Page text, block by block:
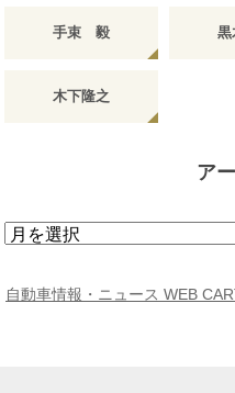
手束 毅 黒
木下隆之
ア
ア
カ
自動車情報・ニュース WEB